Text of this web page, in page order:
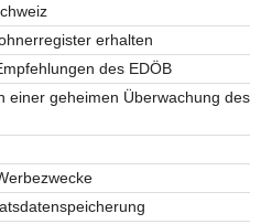
erhalten
des EDÖB
einer geheimen Überwachung des